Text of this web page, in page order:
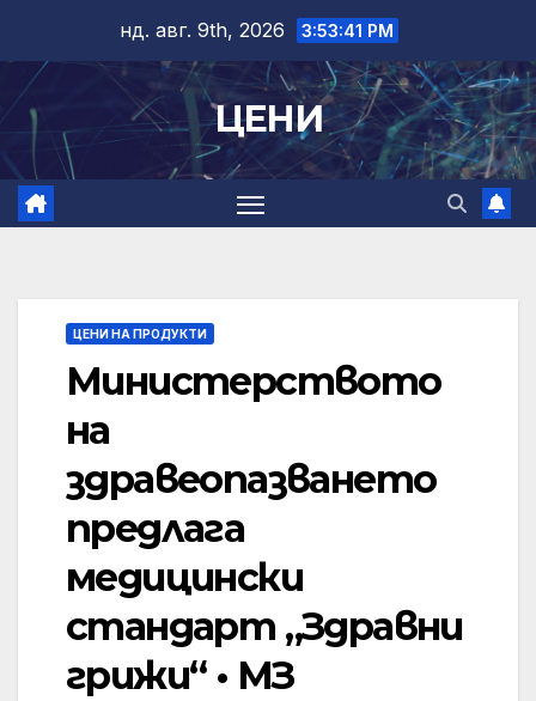
content
нд. авг. 9th, 2026 3:53:42 PM
ЦЕНИ
ЦЕНИ НА ПРОДУКТИ
Министерството
на
здравеопазването
предлага
медицински
стандарт „Здравни
грижи“ • МЗ